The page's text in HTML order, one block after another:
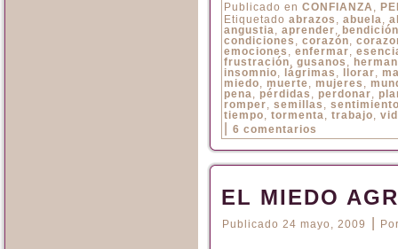
Publicado en CONFIANZA ,
Etiquetado abrazos , abuela,
angustia, aprender, bendición
condiciones , corazón,
emociones , enfermar,
frustración, gusanos ,
insomnio, lágrimas , llorar,
miedo, muerte, mujeres ,
pena, pérdidas , perdonar,
romper, semillas ,
tiempo, tormenta, trabajo,
6 comentarios
EL MIEDO
Publicado 24 mayo, 2009